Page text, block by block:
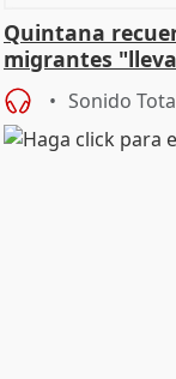
Quintana
migrantes
central
Sonido